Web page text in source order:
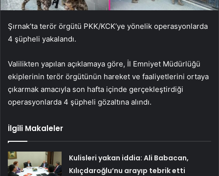
Şırnak’ta terör örgütü PKK/KCK’ye yönelik operasyonlarda
4 şüpheli yakalandı.
Valilikten yapılan açıklamaya göre, İl Emniyet Müdürlüğü
ekiplerinin terör örgütünün hareket ve faaliyetlerini ortaya
çıkarmak amacıyla son hafta içinde gerçekleştirdiği
operasyonlarda 4 şüpheli gözaltına alındı.
İlgili Makaleler
Kulisleri yakan iddia: Ali Babacan,
Kılıçdaroğlu’nu arayıp tebrik etti